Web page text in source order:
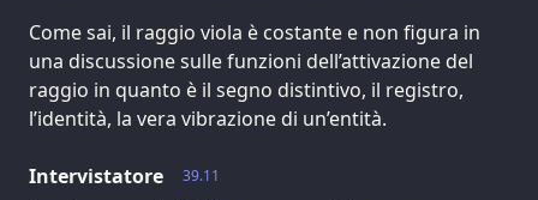
Come sai, il raggio viola è costante e non figura in
una discussione sulle funzioni dell’attivazione del
raggio in quanto è il segno distintivo, il registro,
l’identità, la vera vibrazione di un’entità.
39.11
Intervistatore